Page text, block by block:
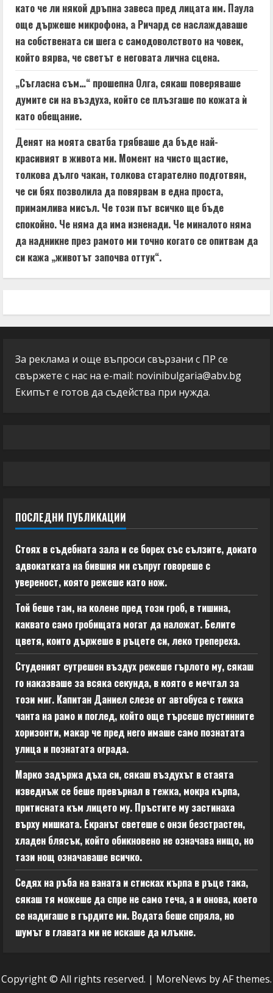
като че ли някой дръпна завеса пред лицата им. Паула
още държеше микрофона, а Ричард се наслаждаваше
на собствената си шега с самодоволството на човек,
който вярва, че светът е неговата лична сцена.
„Съгласна съм…“ прошепна Олга, сякаш поверяваше
думите си на въздуха, който се плъзгаше по кожата ѝ
като обещание.
Денят на моята сватба трябваше да бъде най-
красивият в живота ми. Момент на чисто щастие,
толкова дълго чакан, толкова старателно подготвян,
че си бях позволила да повярвам в една проста,
примамлива мисъл. Че този път всичко ще бъде
спокойно. Че няма да има изненади. Че миналото няма
да надникне през рамото ми точно когато се опитвам да
си кажа „животът започва оттук“.
За реклама и още въпроси свързани с ПР се
свържете с нас на e-mail: novinibulgaria@abv.bg
Екипът е готов да съдейства при нужда.
ПОСЛЕДНИ ПУБЛИКАЦИИ
Стоях в съдебната зала и се борех със сълзите, докато
адвокатката на бившия ми съпруг говореше с
увереност, която режеше като нож.
Той беше там, на колене пред този гроб, в тишина,
каквато само гробищата могат да наложат. Белите
цветя, които държеше в ръцете си, леко трепереха.
Студеният сутрешен въздух режеше гърлото му, сякаш
го наказваше за всяка секунда, в която е мечтал за
този миг. Капитан Даниел слезе от автобуса с тежка
чанта на рамо и поглед, който още търсеше пустинните
хоризонти, макар че пред него имаше само познатата
улица и познатата ограда.
Марко задържа дъха си, сякаш въздухът в стаята
изведнъж се беше превърнал в тежка, мокра кърпа,
притисната към лицето му. Пръстите му застинаха
върху мишката. Екранът светеше с онзи безстрастен,
хладен блясък, който обикновено не означава нищо, но
тази нощ означаваше всичко.
Седях на ръба на ваната и стисках кърпа в ръце така,
сякаш тя можеше да спре не само теча, а и онова, което
се надигаше в гърдите ми. Водата беше спряла, но
шумът в главата ми не искаше да млъкне.
Copyright © All rights reserved. | MoreNews by AF themes.